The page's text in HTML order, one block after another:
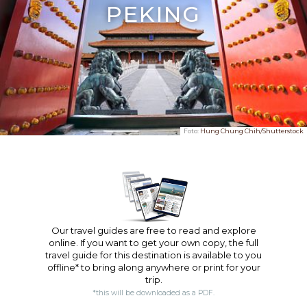
PEKING
Foto: Hung Chung Chih/Shutterstock
Our travel guides are free to read and explore
online. If you want to get your own copy, the full
travel guide for this destination is available to you
offline* to bring along anywhere or print for your
trip.​
*this will be downloaded as a PDF.